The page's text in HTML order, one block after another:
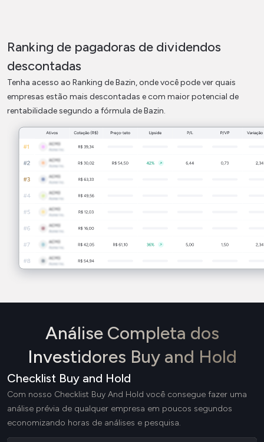
Ranking de pagadoras de dividendos
descontadas
Tenha acesso ao Ranking de Bazin, onde você pode ver quais
empresas estão mais descontadas e com maior potencial de
rentabilidade segundo a fórmula de Bazin.
Análise Completa dos
Investidores Buy and Hold
Checklist Buy and Hold
Com nosso Checklist Buy And Hold você consegue fazer uma
análise prévia de qualquer empresa em poucos segundos
economizando horas de análises e pesquisa.